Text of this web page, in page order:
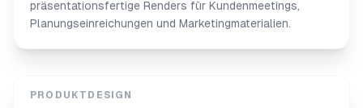
präsentationsfertige Renders für Kundenmeetings,
Planungseinreichungen und Marketingmaterialien.
PRODUKTDESIGN